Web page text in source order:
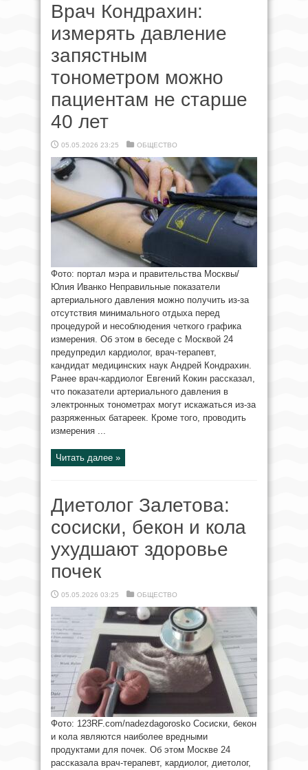
Врач Кондрахин:
измерять давление
запястным
тонометром можно
пациентам не старше
40 лет
05.05.2026 23:25 ОБЩЕСТВО
Фото: портал мэра и правительства Москвы/
Юлия Иванко Неправильные показатели
артериального давления можно получить из-за
отсутствия минимального отдыха перед
процедурой и несоблюдения четкого графика
измерения. Об этом в беседе с Москвой 24
предупредил кардиолог, врач-терапевт,
кандидат медицинских наук Андрей Кондрахин.
Ранее врач-кардиолог Евгений Кокин рассказал,
что показатели артериального давления в
электронных тонометрах могут искажаться из-за
разряженных батареек. Кроме того, проводить
измерения ...
Читать далее »
Диетолог Залетова:
сосиски, бекон и кола
ухудшают здоровье
почек
05.05.2026 03:25 ОБЩЕСТВО
Фото: 123RF.com/nadezdagorosko Сосиски, бекон
и кола являются наиболее вредными
продуктами для почек. Об этом Москве 24
рассказала врач-терапевт, кардиолог, диетолог,